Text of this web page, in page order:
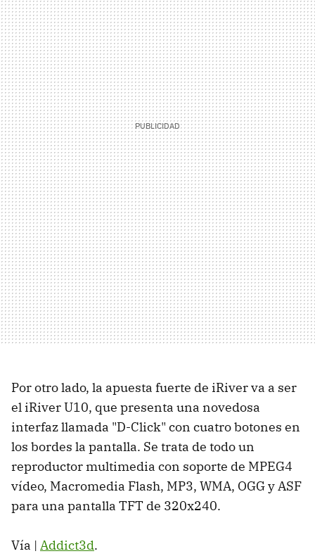
Por otro lado, la apuesta fuerte de iRiver va a ser
el iRiver U10, que presenta una novedosa
interfaz llamada "D-Click" con cuatro botones en
los bordes la pantalla. Se trata de todo un
reproductor multimedia con soporte de MPEG4
vídeo, Macromedia Flash, MP3, WMA, OGG y ASF
para una pantalla TFT de 320x240.
Vía | Addict3d.